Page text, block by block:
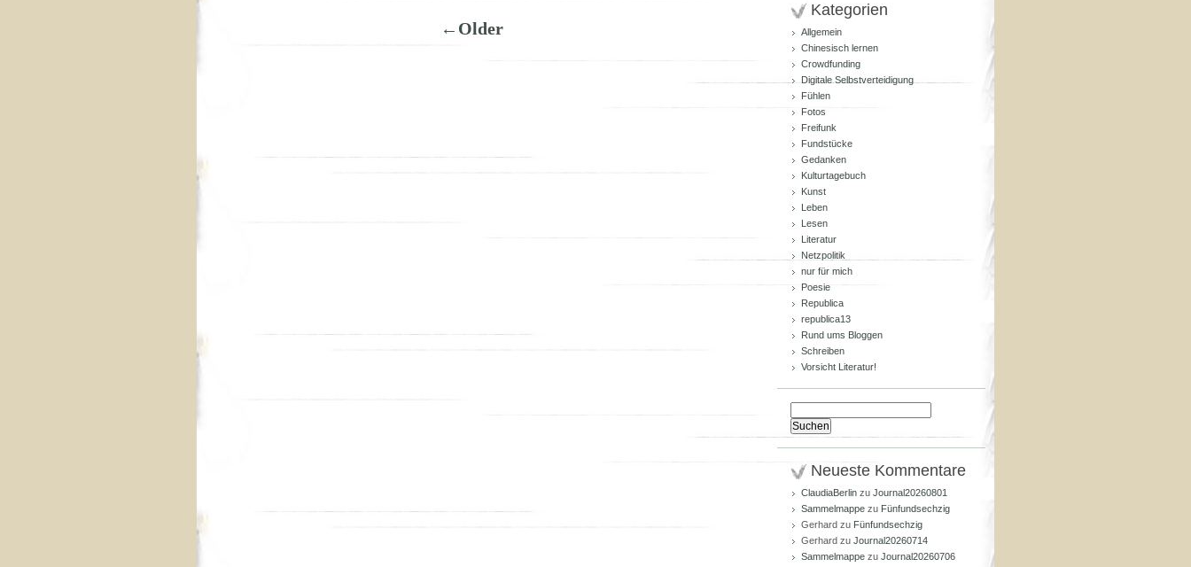
←Older
Kategorien
Allgemein
Chinesisch lernen
Crowdfunding
Digitale Selbstverteidigung
Fühlen
Fotos
Freifunk
Fundstücke
Gedanken
Kulturtagebuch
Kunst
Leben
Lesen
Literatur
Netzpolitik
nur für mich
Poesie
Republica
republica13
Rund ums Bloggen
Schreiben
Vorsicht Literatur!
nach:
Neueste Kommentare
ClaudiaBerlin zu Journal20260801
Sammelmappe zu Fünfundsechzig
Gerhard zu Fünfundsechzig
Gerhard zu Journal20260714
Sammelmappe zu Journal20260706